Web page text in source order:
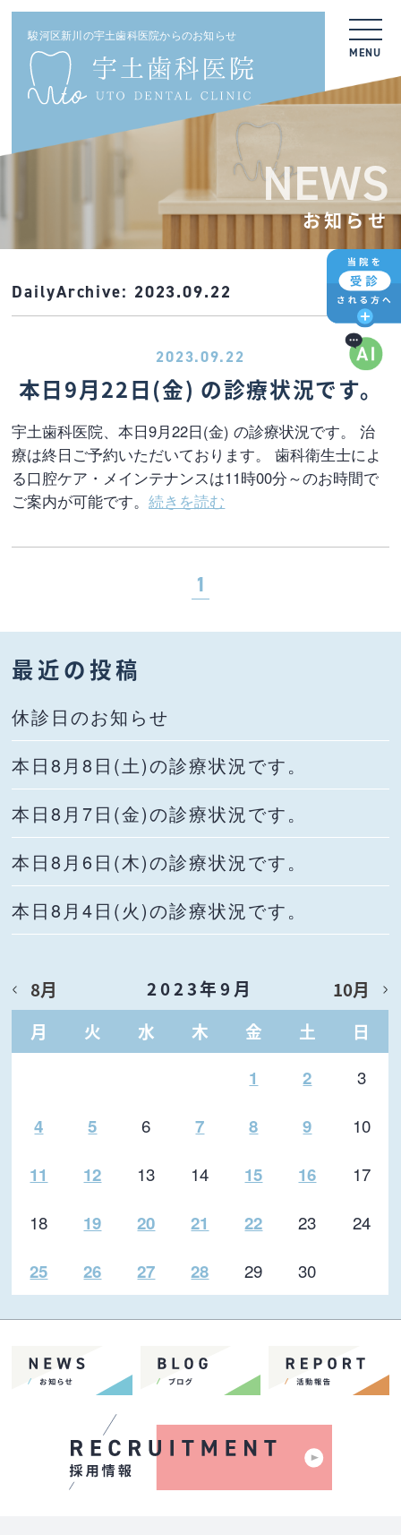
駿河区新川の宇土歯科医院からのお知らせ
MENU
NEWS
お知らせ
DailyArchive: 2023.09.22
2023.09.22
本日9月22日(金) の診療状況です。
宇土歯科医院、本日9月22日(金) の診療状況です。 治
療は終日ご予約いただいております。 歯科衛生士によ
る口腔ケア・メインテナンスは11時00分～のお時間で
ご案内が可能です。続きを読む
1
最近の投稿
休診日のお知らせ
本日8月8日(土)の診療状況です。
本日8月7日(金)の診療状況です。
本日8月6日(木)の診療状況です。
本日8月4日(火)の診療状況です。
2023年9月
月
火 水 木 金 土 日
8月 10月
1 2 3
4 5 6 7 8 9 10
11 12 13 14 15 16
17
18
19 20 21 22 23 24
25 26 27 28 29 30